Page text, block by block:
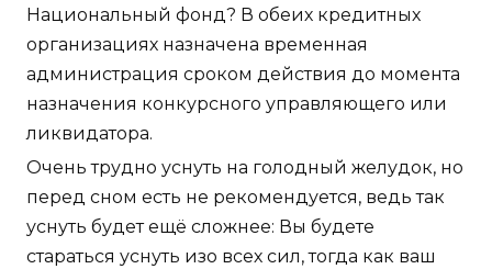
Национальный фонд? В обеих кредитных
организациях назначена временная
администрация сроком действия до момента
назначения конкурсного управляющего или
ликвидатора.
Очень трудно уснуть на голодный желудок, но
перед сном есть не рекомендуется, ведь так
уснуть будет ещё сложнее: Вы будете
стараться уснуть изо всех сил, тогда как ваш